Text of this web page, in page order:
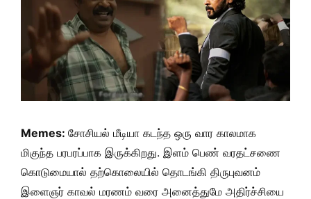
Memes: சோசியல் மீடியா கடந்த ஒரு வார காலமாக
மிகுந்த பரபரப்பாக இருக்கிறது. இளம் பெண் வரதட்சணை
கொடுமையால் தற்கொலையில் தொடங்கி திருபுவனம்
இளைஞர் காவல் மரணம் வரை அனைத்துமே அதிர்ச்சியை